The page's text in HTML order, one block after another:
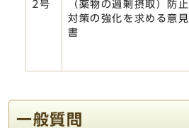
2号
（薬物の過剰摂取）防止
対策の強化を求める意見
書
一般質問